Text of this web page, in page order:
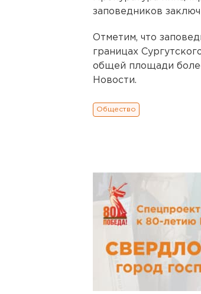
заповедников
Отметим, что
границах
общей площади
Новости.
Общество